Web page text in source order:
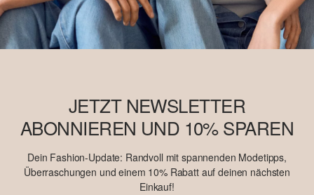
JETZT NEWSLETTER
ABONNIEREN UND 10% SPAREN
Dein Fashion-Update: Randvoll mit spannenden Modetipps,
Überraschungen und einem 10% Rabatt auf deinen nächsten
Einkauf!